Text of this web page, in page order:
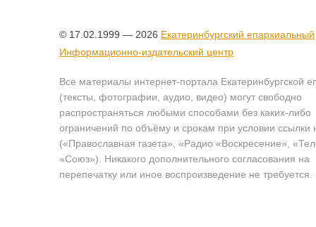
© 17.02.1999 — 2026 Екатеринбургский епархиальный
Информационно-издательский центр
Все материалы интернет-портала Екатеринбургской
(тексты, фотографии, аудио, видео) могут свободно
распространяться любыми способами без каких-либо
ограничений по объёму и срокам при условии ссылки
(«Православная газета», «Радио «Воскресение»,
«Союз»). Никакого дополнительного согласования на
перепечатку или иное воспроизведение не требуется.